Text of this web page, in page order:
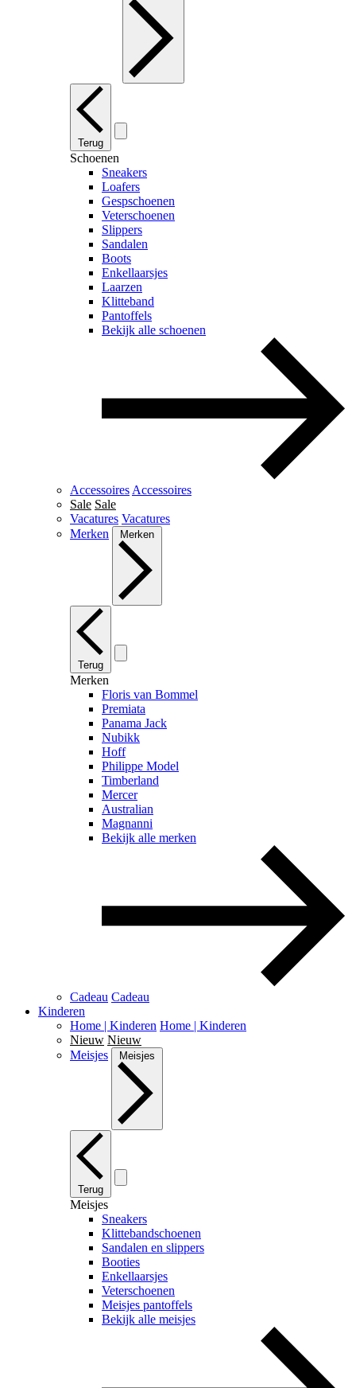
Terug
Schoenen
Sneakers
Loafers
Gespschoenen
Veterschoenen
Slippers
Sandalen
Boots
Enkellaarsjes
Laarzen
Klitteband
Pantoffels
Bekijk alle schoenen
Accessoires Accessoires
Sale Sale
Vacatures Vacatures
Merken
Merken
Terug
Merken
Floris van Bommel
Premiata
Panama Jack
Nubikk
Hoff
Philippe Model
Timberland
Mercer
Australian
Magnanni
Bekijk alle merken
Cadeau Cadeau
Kinderen
Home | Kinderen Home | Kinderen
Nieuw Nieuw
Meisjes
Meisjes
Terug
Meisjes
Sneakers
Klittebandschoenen
Sandalen en slippers
Booties
Enkellaarsjes
Veterschoenen
Meisjes pantoffels
Bekijk alle meisjes